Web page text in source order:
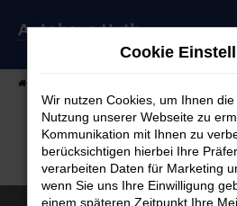
Zum
Cookie
Wir nutzen Cookies, um Ihnen
Nutzung unserer Webseite zu
Kommunikation mit Ihnen zu
berücksichtigen hierbei Ihre
verarbeiten Daten für Marketing
wenn Sie uns Ihre Einwilligung
einem späteren Zeitpunkt Ihre